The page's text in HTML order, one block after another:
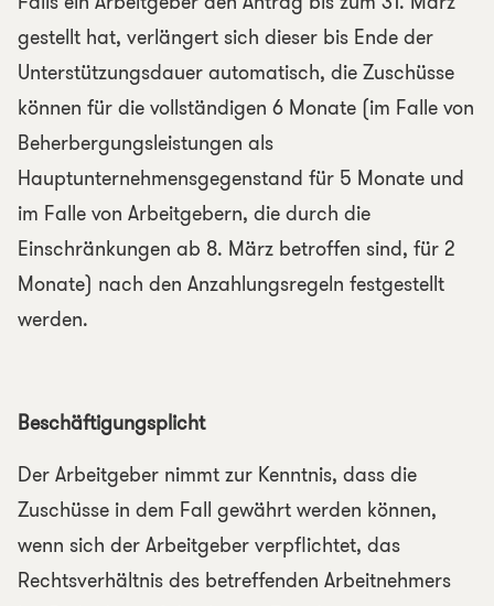
gestellt hat, verlängert sich dieser bis Ende der
Unterstützungsdauer automatisch, die Zuschüsse
können für die vollständigen 6 Monate (im Falle von
Beherbergungsleistungen als
Hauptunternehmensgegenstand für 5 Monate und
im Falle von Arbeitgebern, die durch die
Einschränkungen ab 8. März betroffen sind, für 2
Monate) nach den Anzahlungsregeln festgestellt
werden.
Beschäftigungsplicht
Der Arbeitgeber nimmt zur Kenntnis, dass die
Zuschüsse in dem Fall gewährt werden können,
wenn sich der Arbeitgeber verpflichtet, das
Rechtsverhältnis des betreffenden Arbeitnehmers